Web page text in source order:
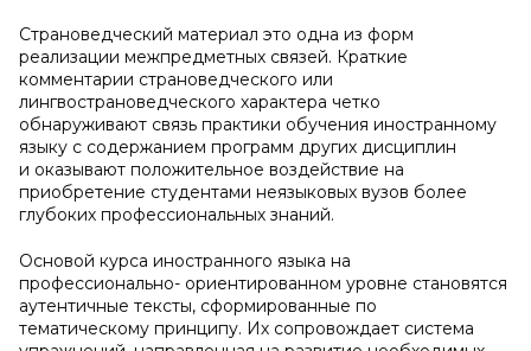
Страноведческий материал это одна из форм
реализации межпредметных связей. Краткие
комментарии страноведческого или
лингвострановедческого характера четко
обнаруживают связь практики обучения иностранному
языку с содержанием программ других дисциплин
и оказывают положительное воздействие на
приобретение студентами неязыковых вузов более
глубоких профессиональных знаний.
Основой курса иностранного языка на
профессионально- ориентированном уровне становятся
аутентичные тексты, сформированные по
тематическому принципу. Их сопровождает система